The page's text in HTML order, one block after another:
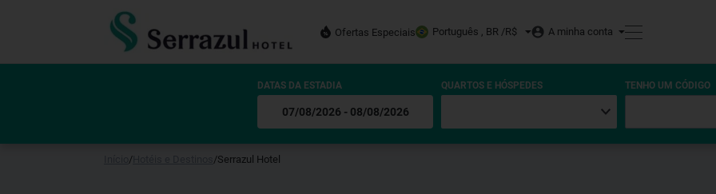
Ofertas Especiais Português , BR /R$ A minha conta
DATAS DA ESTADIA QUARTOS E HÓSPEDES TENHO UM CÓDIGO
/ /Serrazul Hotel